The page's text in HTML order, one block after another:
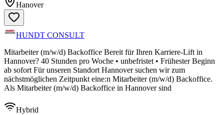
Hanover
HUNDT CONSULT
Mitarbeiter (m/w/d) Backoffice Bereit für Ihren Karriere-Lift in
Hannover? 40 Stunden pro Woche • unbefristet • Frühester Beginn
ab sofort Für unseren Standort Hannover suchen wir zum
nächstmöglichen Zeitpunkt eine:n Mitarbeiter (m/w/d) Backoffice.
Als Mitarbeiter (m/w/d) Backoffice in Hannover sind
Hybrid